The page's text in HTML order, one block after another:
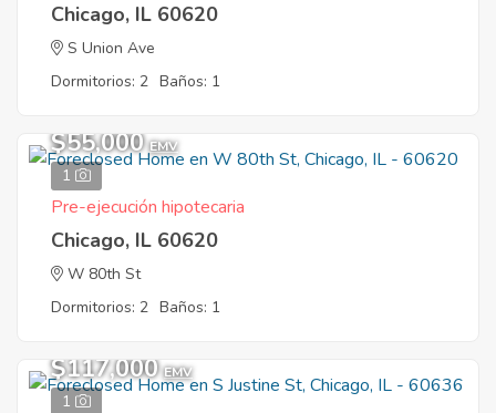
Chicago, IL 60620
S Union Ave
Dormitorios: 2 Baños: 1
1
$55,000 EMV
Pre-ejecución hipotecaria
Chicago, IL 60620
W 80th St
Dormitorios: 2 Baños: 1
1
$117,000 EMV